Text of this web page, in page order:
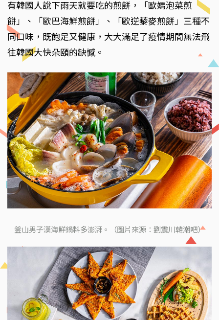
有韓國人說下雨天就要吃的煎餅，「歐媽泡菜煎
餅」、「歐巴海鮮煎餅」、「歐逆藜麥煎餅」三種不
同口味，既飽足又健康，大大滿足了疫情期間無法飛
往韓國大快朵頤的缺憾。
釜山男子漢海鮮鍋料多澎湃。（圖片來源：劉震川韓潮吧）